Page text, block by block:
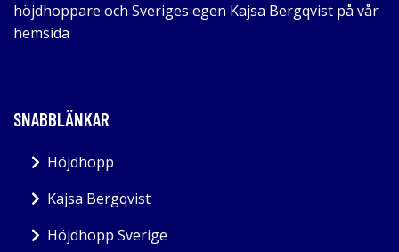
höjdhoppare och Sveriges egen Kajsa Bergqvist på vår
hemsida
SNABBLÄNKAR
Höjdhopp
Kajsa Bergqvist
Höjdhopp Sverige